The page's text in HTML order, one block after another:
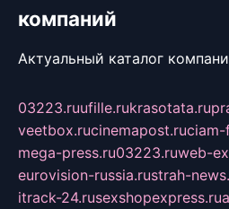
компаний
Актуальный каталог
03223.ruufille.rukrasotata.ru
veetbox.rucinemapost.ruciam-
mega-press.ru03223.ruweb-
eurovision-russia.rustrah-
itrack-24.rusexshopexpress.ru